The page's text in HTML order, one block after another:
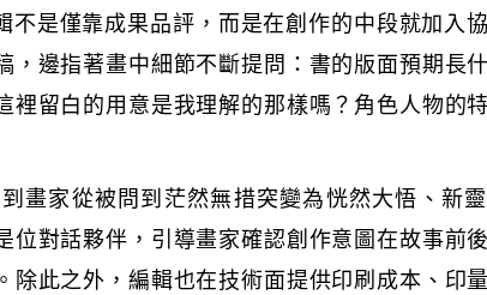
是僅靠成果品評，而是在創作的中段就加入
邊指著畫中細節不斷提問：書的版面預期長
留白的用意是我理解的那樣嗎？角色人物的
畫家從被問到茫然無措突變為恍然大悟、新
對話夥伴，引導畫家確認創作意圖在故事前
此之外，編輯也在技術面提供印刷成本、印